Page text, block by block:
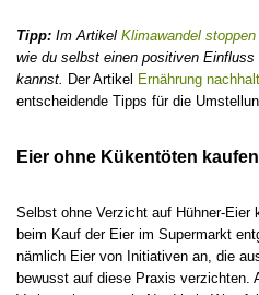
Tipp: Im Artikel Klimawandel stoppen
wie du selbst einen positiven
kannst. Der Artikel Ernährung
entscheidende Tipps für die
Eier ohne Kükentöten kaufen
Selbst ohne Verzicht auf Hühner-Eier
beim Kauf der Eier im Supermarkt
nämlich Eier von Initiativen an, die
bewusst auf diese Praxis verzichten.